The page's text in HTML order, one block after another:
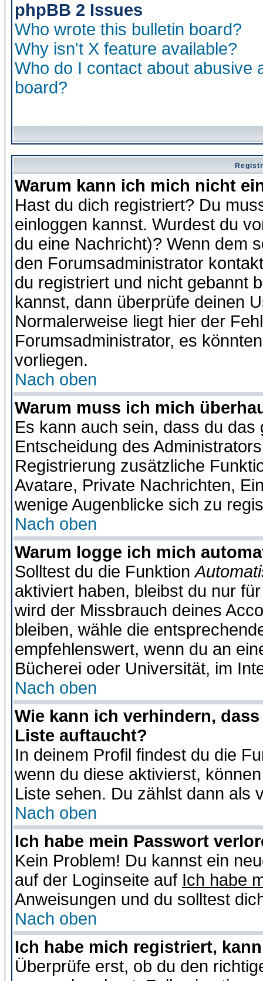
phpBB 2 Issues
Who wrote this bulletin board?
Why isn't X feature available?
Who do I contact about abusive
board?
Warum kann ich mich nicht
Hast du dich registriert? Du
einloggen kannst. Wurdest du
du eine Nachricht)? Wenn dem
den Forumsadministrator
du registriert und nicht gebannt
kannst, dann überprüfe deinen
Normalerweise liegt hier der
Forumsadministrator, es
vorliegen.
Nach oben
Warum muss ich mich
Es kann auch sein, dass du
Entscheidung des
Registrierung zusätzliche
Avatare, Private Nachrichten,
wenige Augenblicke sich zu
Nach oben
Warum logge ich mich
Solltest du die Funktion
aktiviert haben, bleibst du nur
wird der Missbrauch deines
bleiben, wähle die
empfehlenswert, wenn du an
Bücherei oder Universität, im
Nach oben
Wie kann ich verhindern,
Liste auftaucht?
In deinem Profil findest du die
wenn du diese aktivierst,
Liste sehen. Du zählst dann als
Nach oben
Ich habe mein Passwort
Kein Problem! Du kannst ein
auf der Loginseite auf Ich habe
Anweisungen und du solltest
Nach oben
Ich habe mich registriert,
Überprüfe erst, ob du den